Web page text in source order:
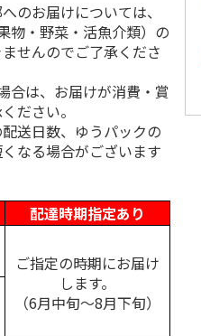
のお届けについては、
物・野菜・活魚介類）の
せんのでご了承くださ
合は、お届けが消費・賞
ださい。
送日数、ゆうパックの
なる場合がございます
配達時期指定あり
ご指定の時期にお届け
します。
（6月中旬～8月下旬）